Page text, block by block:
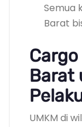
Semua
Barat
Barat
UMKM di